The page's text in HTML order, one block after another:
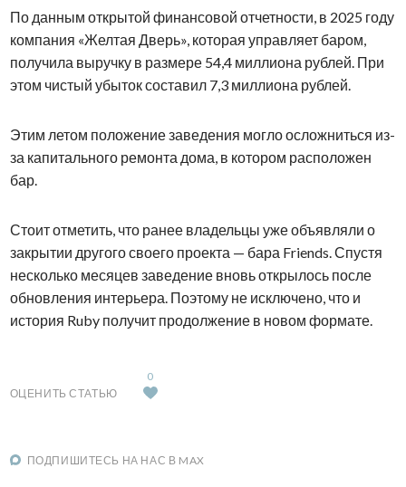
По данным открытой финансовой отчетности, в 2025 году
компания «Желтая Дверь», которая управляет баром,
получила выручку в размере 54,4 миллиона рублей. При
этом чистый убыток составил 7,3 миллиона рублей.
Этим летом положение заведения могло осложниться из-
за капитального ремонта дома, в котором расположен
бар.
Стоит отметить, что ранее владельцы уже объявляли о
закрытии другого своего проекта — бара Friends. Спустя
несколько месяцев заведение вновь открылось после
обновления интерьера. Поэтому не исключено, что и
история Ruby получит продолжение в новом формате.
ОЦЕНИТЬ СТАТЬЮ
0
ПОДПИШИТЕСЬ НА НАС В MAX